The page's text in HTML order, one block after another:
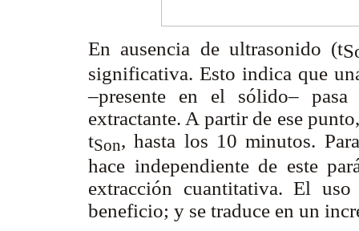
En ausencia de ultrasonido (t
significativa. Esto indica que
–presente en el sólido–
extractante. A partir de ese
tSon, hasta los 10 minutos.
hace independiente de este
extracción cuantitativa. El
beneficio; y se traduce en un